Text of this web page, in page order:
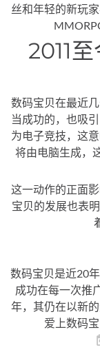
丝和年轻的新玩
2011
数码宝贝在最近
当成功的，也吸
为电子竞技，这
将由电脑生成，
这一动作的正面
宝贝的发展也表
数码宝贝是近20
成功在每一次推
年，其仍在以新
爱上数码